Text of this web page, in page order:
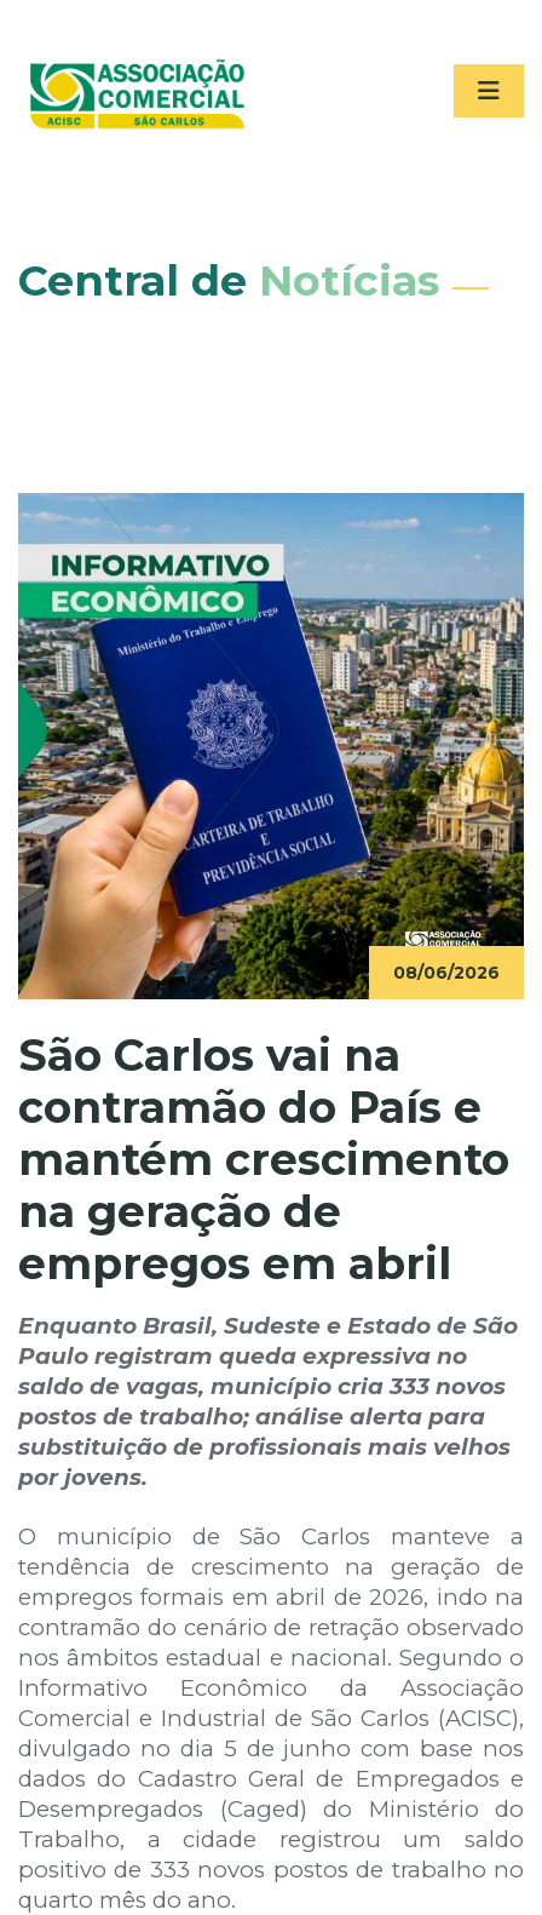
Central de Notícias
08/06/2026
São Carlos vai na
contramão do País e
mantém crescimento
na geração de
empregos em abril
Enquanto Brasil, Sudeste e Estado de São
Paulo registram queda expressiva no
saldo de vagas, município cria 333 novos
postos de trabalho; análise alerta para
substituição de profissionais mais velhos
por jovens.
O município de São Carlos manteve a
tendência de crescimento na geração de
empregos formais em abril de 2026, indo na
contramão do cenário de retração observado
nos âmbitos estadual e nacional. Segundo o
Informativo Econômico da Associação
Comercial e Industrial de São Carlos (ACISC),
divulgado no dia 5 de junho com base nos
dados do Cadastro Geral de Empregados e
Desempregados (Caged) do Ministério do
Trabalho, a cidade registrou um saldo
positivo de 333 novos postos de trabalho no
quarto mês do ano.